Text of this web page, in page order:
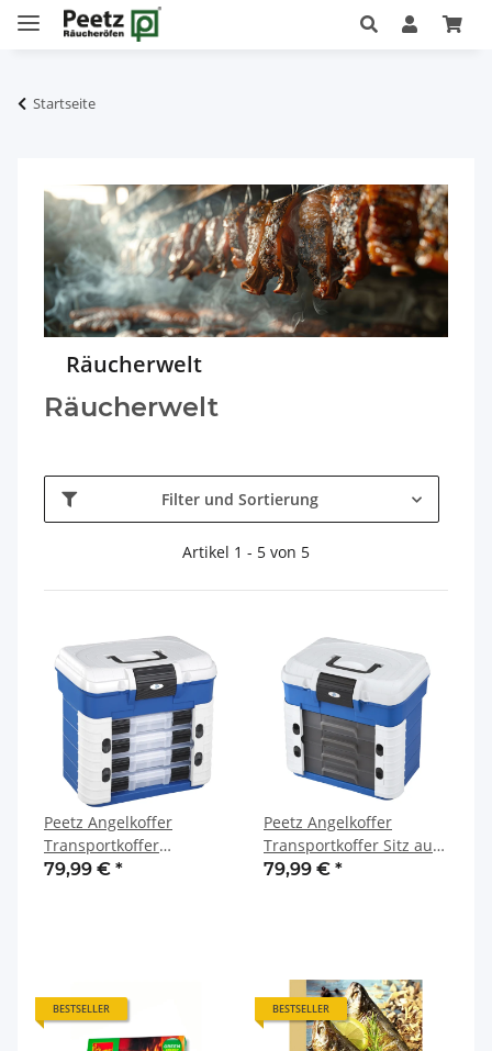
Startseite
Räucherwelt
Räucherwelt
Filter und Sortierung
Artikel 1 - 5 von 5
Peetz Angelkoffer
Transportkoffer
Kleinteilekoffer als Sitz
79,99 € *
Peetz Angelkoffer
Transportkoffer Sitz aus
Kunststoff zum Angeln
79,99 € *
BESTSELLER BESTSELLER